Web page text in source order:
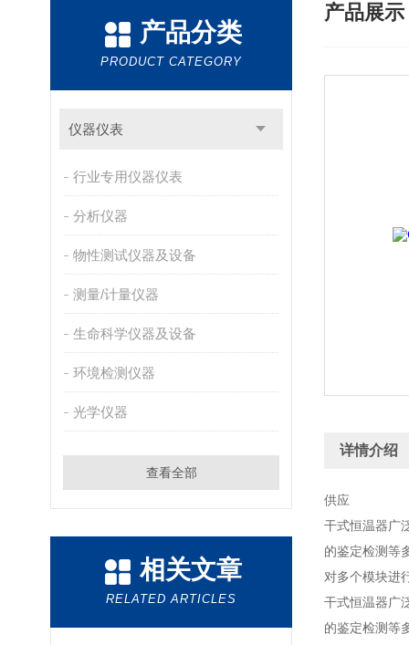
产品分类
PRODUCT CATEGORY
仪器仪表
行业专用仪器仪表
分析仪器
物性测试仪器及设备
测量/计量仪器
生命科学仪器及设备
环境检测仪器
光学仪器
查看全部
相关文章
RELATED ARTICLES
产品展示
详情介绍
供应
干式恒温器广
的鉴定检测等
对多个模块进
干式恒温器广
的鉴定检测等